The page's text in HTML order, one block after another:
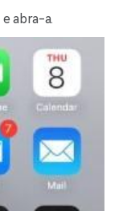
e abra-a.